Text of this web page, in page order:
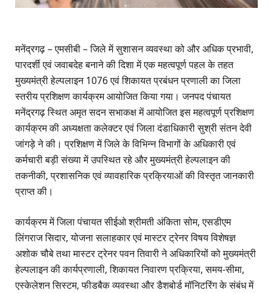
मनेंद्रगढ़ – एमसीबी – जिले में सुशासन व्यवस्था को और अधिक प्रभावी,
पारदर्शी एवं जवाबदेह बनाने की दिशा में एक महत्वपूर्ण पहल के तहत
मुख्यमंत्री हेल्पलाइन 1076 एवं शिकायत प्रबंधन प्रणाली का जिला
स्तरीय प्रशिक्षण कार्यक्रम आयोजित किया गया। जनपद पंचायत
मनेंद्रगढ़ स्थित अमृत सदन सभाकक्ष में आयोजित इस महत्वपूर्ण प्रशिक्षण
कार्यक्रम की अध्यक्षता कलेक्टर एवं जिला दंडाधिकारी सुश्री संतन देवी
जांगड़े ने की। प्रशिक्षण में जिले के विभिन्न विभागों के अधिकारी एवं
कर्मचारी बड़ी संख्या में उपस्थित रहे और मुख्यमंत्री हेल्पलाइन की
तकनीकी, प्रशासनिक एवं व्यावहारिक प्रक्रियाओं की विस्तृत जानकारी
प्राप्त की।
कार्यक्रम में जिला पंचायत सीईओ श्रीमती अंकिता सोम, एसडीएम
लिंगराज सिदार, योजना सलाहकार एवं मास्टर ट्रेनर विषय विशेषज्ञ
अशोक चौबे तथा मास्टर ट्रेनर पवन तिवारी ने अधिकारियों को मुख्यमंत्री
हेल्पलाइन की कार्यप्रणाली, शिकायत निवारण प्रक्रिया, समय-सीमा,
एस्केलेशन सिस्टम, फीडबैक व्यवस्था और डैशबोर्ड मॉनिटरिंग के संबंध में